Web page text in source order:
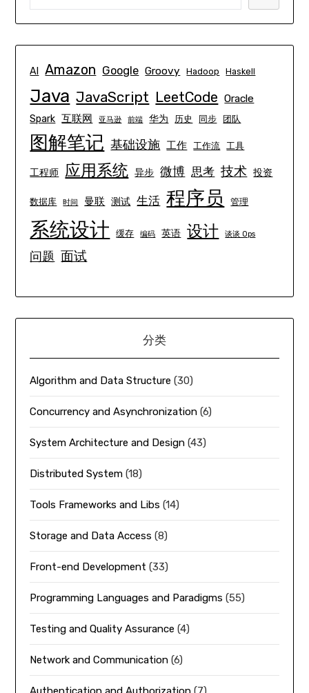
AI Amazon Google Groovy Hadoop Haskell
Java JavaScript LeetCode Oracle
Spark 互联网 亚马逊 前端 华为 历史 同步 团队
图解笔记 基础设施 工作 工作流 工具
工程师 应用系统 异步 微博 思考 技术 投资
数据库 时间 曼联 测试 生活 程序员 管理
系统设计 缓存 编码 英语 设计 谈谈 Ops
问题 面试
分类
Algorithm and Data Structure (30)
Concurrency and Asynchronization (6)
System Architecture and Design (43)
Distributed System (18)
Tools Frameworks and Libs (14)
Storage and Data Access (8)
Front-end Development (33)
Programming Languages and Paradigms (55)
Testing and Quality Assurance (4)
Network and Communication (6)